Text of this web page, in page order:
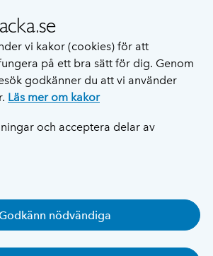
vi kakor (cookies) för att
på ett bra sätt för dig. Genom
godkänner du att vi använder
Läs mer om kakor
och acceptera delar av
nödvändiga